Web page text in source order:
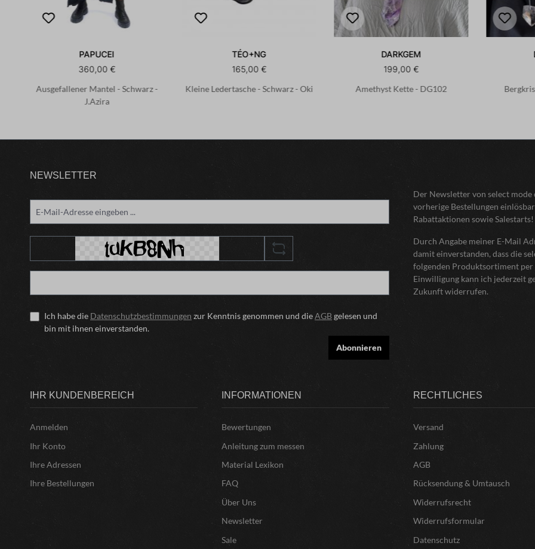
PAPUCEI
360,00 €
Ausgefallener Mantel - Schwarz -
J.Azira
TÉO+NG
165,00 €
Kleine Ledertasche - Schwarz - Oki
DARKGEM
199,00 €
Amethyst Kette - DG102
NEWSLETTER
Ich habe die Datenschutzbestimmungen zur Kenntnis genommen und dieAGBgelesen und
bin mit ihnen einverstanden.
Abonnieren
Der Newsletter von select
vorherige Bestellungen
Rabattaktionen sowie Salestarts!
Durch Angabe meiner E-Mail
damit einverstanden, dass die
folgenden Produktsortiment per
Einwilligung kann ich jederzeit
Zukunft widerrufen.
IHR KUNDENBEREICH
Anmelden
Ihr Konto
Ihre Adressen
Ihre Bestellungen
INFORMATIONEN
Bewertungen
Anleitung zum messen
Material Lexikon
FAQ
Über Uns
Newsletter
Sale
RECHTLICHES
Versand
Zahlung
AGB
Rücksendung & Umtausch
Widerrufsrecht
Widerrufsformular
Datenschutz